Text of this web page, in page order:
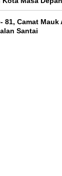
81, Camat Mauk
Santai